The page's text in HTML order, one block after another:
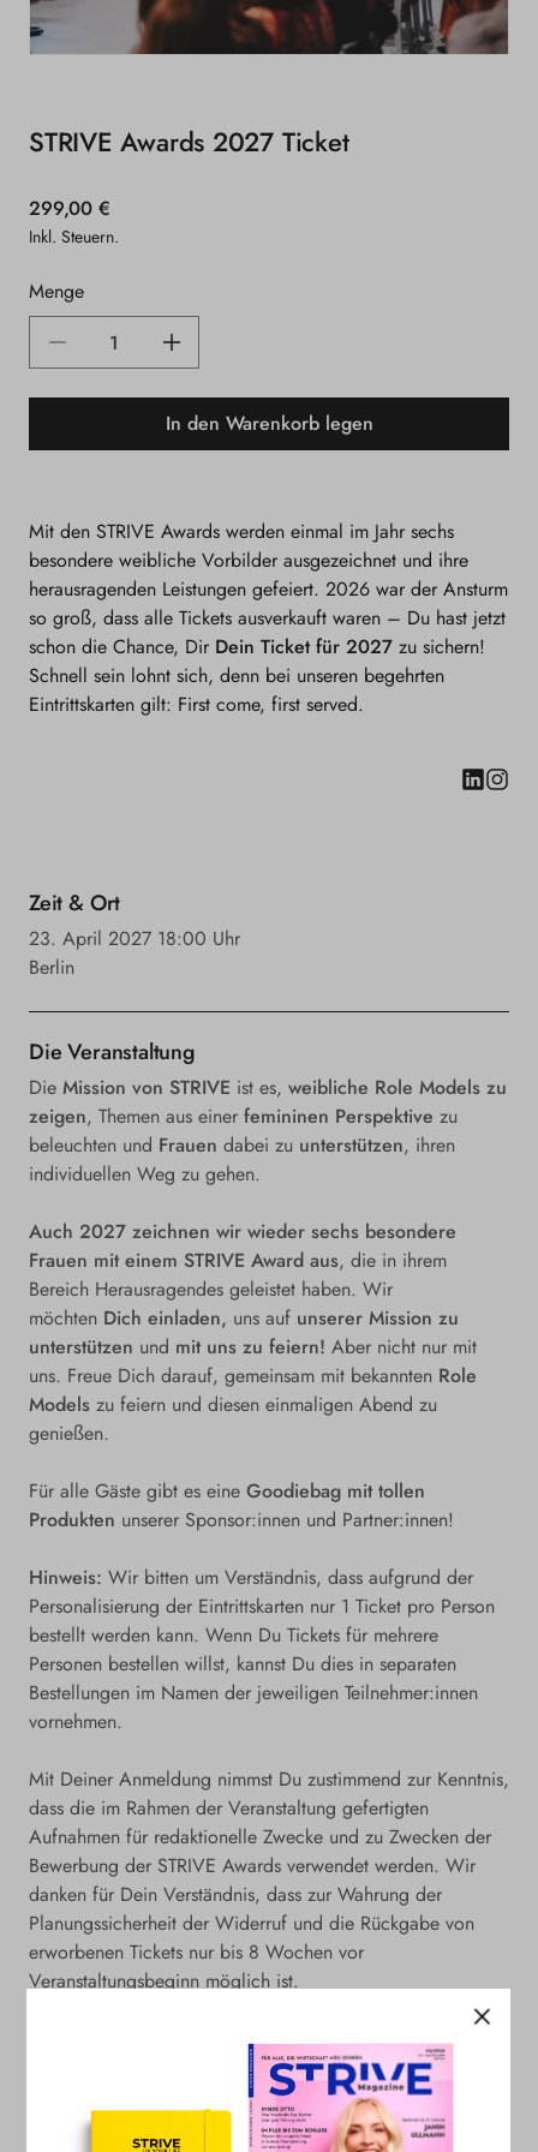
öffnen
STRIVE Awards 2027 Ticket
Normaler
Preis
299,00 €
Inkl. Steuern.
Menge
Verringere
die
STRIVE
Awards
2027
Ticket
Erhöhe
die
Menge
STRIVE
Awards
2027
Ticket
In den Warenkorb legen
Mit den STRIVE Awards werden einmal im Jahr sechs
besondere weibliche Vorbilder ausgezeichnet und ihre
herausragenden Leistungen gefeiert. 2026 war der Ansturm
so groß, dass alle Tickets ausverkauft waren – Du hast jetzt
schon die Chance, Dir Dein Ticket für 2027 zu sichern!
Schnell sein lohnt sich, denn bei unseren begehrten
Eintrittskarten gilt: First come, first served.
Zeit & Ort
23. April 2027 18:00 Uhr
Berlin
Die Veranstaltung
Die Mission von STRIVE ist es, weibliche Role Models zu
zeigen, Themen aus einer femininen Perspektive zu
beleuchten und Frauen dabei zu unterstützen, ihren
individuellen Weg zu gehen.
Auch 2027 zeichnen wir wieder sechs besondere
Frauen mit einem STRIVE Award aus, die in ihrem
Bereich Herausragendes geleistet haben. Wir
möchten Dich einladen, uns auf unserer Mission zu
unterstützen und mit uns zu feiern! Aber nicht nur mit
uns. Freue Dich darauf, gemeinsam mit bekannten Role
Models zu feiern und diesen einmaligen Abend zu
genießen.
Für alle Gäste gibt es eine Goodiebag mit tollen
Produkten unserer Sponsor:innen und Partner:innen!
Hinweis: Wir bitten um Verständnis, dass aufgrund der
Personalisierung der Eintrittskarten nur 1 Ticket pro Person
bestellt werden kann. Wenn Du Tickets für mehrere
Personen bestellen willst, kannst Du dies in separaten
Bestellungen im Namen der jeweiligen Teilnehmer:innen
vornehmen.
Mit Deiner Anmeldung nimmst Du zustimmend zur Kenntnis,
dass die im Rahmen der Veranstaltung gefertigten
Aufnahmen für redaktionelle Zwecke und zu Zwecken der
Bewerbung der STRIVE Awards verwendet werden. Wir
danken für Dein Verständnis, dass zur Wahrung der
Planungssicherheit der Widerruf und die Rückgabe von
erworbenen Tickets nur bis 8 Wochen vor
Veranstaltungsbeginn möglich ist.
Bei Fragen zur Veranstaltung wende Dich gerne an